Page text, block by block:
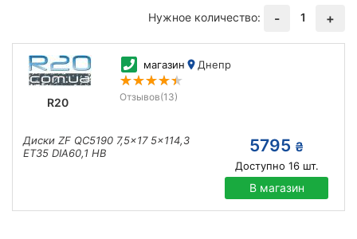
Нужное количество:
- 1 +
R20
магазин Днепр
Отзывов(13)
Диски ZF QC5190 7,5x17 5x114,3
ET35 DIA60,1 HB
5795 ₴
Доступно 16шт.
В магазин